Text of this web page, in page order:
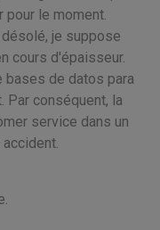
pour le moment.
je suppose
cours d'épaisseur.
bases de datos para
Par conséquent, la
service dans un